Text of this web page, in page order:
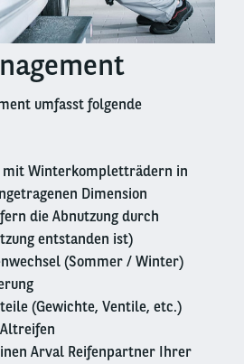
umfasst folgende
mit Winterkompletträdern in
Dimension
die Abnutzung durch
entstanden ist)
(Sommer / Winter)
(Gewichte, Ventile, etc.)
Arval Reifenpartner Ihrer